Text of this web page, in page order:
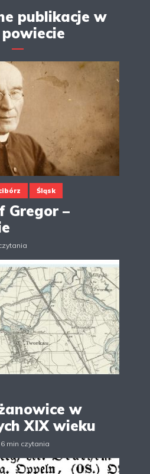
publikacje w
Śląsk
Gregor –
w
XIX wieku
6 min czytania